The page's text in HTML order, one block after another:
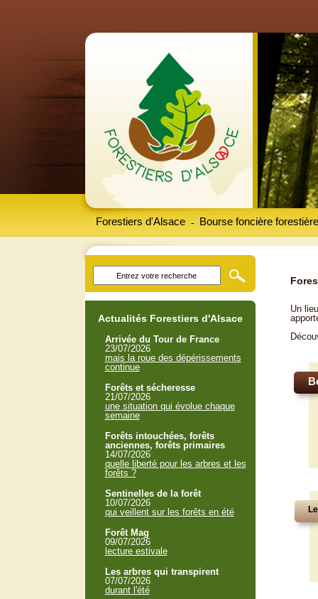
Forestiers d'Alsace Bourse foncière forestière
-
Un
Actualités Forestiers d'Alsace
Arrivée du Tour de France
23/07/2026
mais la roue des dépérissements
continue
Forêts et sécheresse
21/07/2026
une situation qui évolue chaque
semaine
Forêts intouchées, forêts
anciennes, forêts primaires
14/07/2026
quelle liberté pour les arbres et les
forêts ?
Sentinelles de la forêt
10/07/2026
qui veillent sur les forêts en été
Forêt Mag
09/07/2026
lecture estivale
Les arbres qui transpirent
07/07/2026
durant l'été